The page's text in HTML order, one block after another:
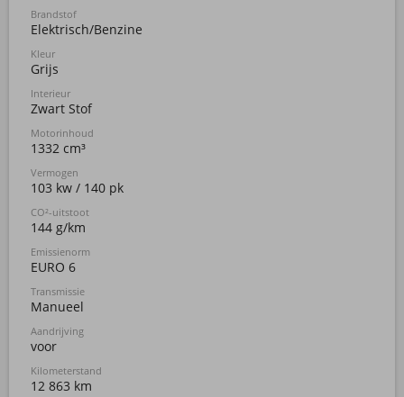
Brandstof
Elektrisch/Benzine
Kleur
Grijs
Interieur
Zwart Stof
Motorinhoud
1332 cm³
Vermogen
103 kw / 140 pk
CO²-uitstoot
144 g/km
Emissienorm
EURO 6
Transmissie
Manueel
Aandrijving
voor
Kilometerstand
12 863 km